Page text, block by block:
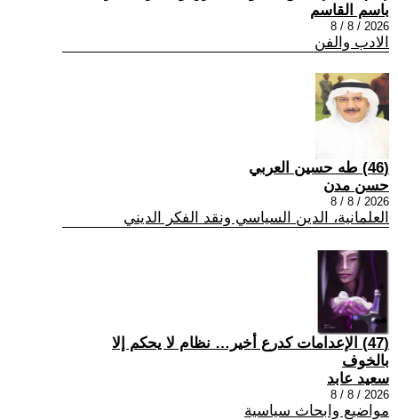
باسم القاسم
2026 / 8 / 8
الادب والفن
(46) طه حسين العربي
حسن مدن
2026 / 8 / 8
العلمانية، الدين السياسي ونقد الفكر الديني
(47) الإعدامات كدرع أخير… نظام لا يحكم إلا
بالخوف
سعيد عابد
2026 / 8 / 8
مواضيع وابحاث سياسية